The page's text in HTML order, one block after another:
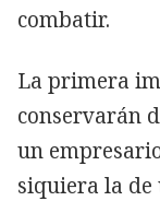
combatir.
La primera
conservarán
un
siquiera la de